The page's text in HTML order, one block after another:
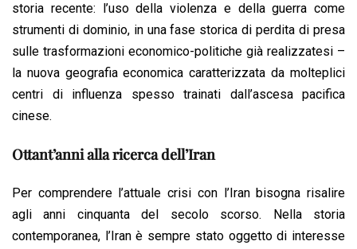
storia recente: l’uso della violenza e della guerra come
strumenti di dominio, in una fase storica di perdita di presa
sulle trasformazioni economico-politiche già realizzatesi –
la nuova geografia economica caratterizzata da molteplici
centri di influenza spesso trainati dall’ascesa pacifica
cinese.
Ottant’anni alla ricerca dell’Iran
Per comprendere l’attuale crisi con l’Iran bisogna risalire
agli anni cinquanta del secolo scorso. Nella storia
contemporanea, l’Iran è sempre stato oggetto di interesse